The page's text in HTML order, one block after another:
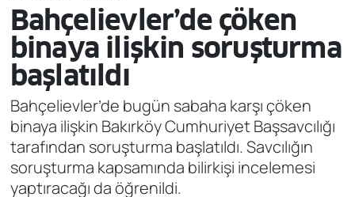
Bahçelievler’de çöken
binaya ilişkin soruşturma
başlatıldı
Bahçelievler’de bugün sabaha karşı çöken
binaya ilişkin Bakırköy Cumhuriyet Başsavcılığı
tarafından soruşturma başlatıldı. Savcılığın
soruşturma kapsamında bilirkişi incelemesi
yaptıracağı da öğrenildi.
Asayiş
Bilim ve Teknoloji
Bölge
Dünya
Ekonomi
Tüm Manşetler
Son Dakika Haberleri
Haber Arşivi